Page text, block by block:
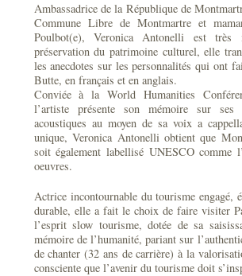
Ambassadrice de la République de
Commune Libre de Montmartre et
Poulbot(e), Veronica Antonelli est très
préservation du patrimoine culturel, elle
les anecdotes sur les personnalités qui ont
Butte, en français et en anglais.
Conviée à la World Humanities
l’artiste présente son mémoire sur ses
acoustiques au moyen de sa voix a
unique, Veronica Antonelli obtient que
soit également labellisé UNESCO comme
oeuvres.
Actrice incontournable du tourisme engagé,
durable, elle a fait le choix de faire visiter
l’esprit slow tourisme, dotée de sa
mémoire de l’humanité, pariant sur
de chanter (32 ans de carrière) à la
consciente que l’avenir du tourisme doit